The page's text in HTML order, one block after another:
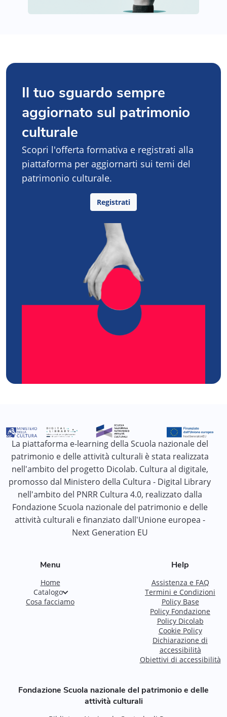
Il tuo sguardo sempre
aggiornato sul patrimonio
culturale
Scopri l'offerta formativa e registrati alla
piattaforma per aggiornarti sui temi del
patrimonio culturale.
Registrati
La piattaforma e-learning della Scuola nazionale del
patrimonio e delle attività culturali è stata realizzata
nell'ambito del progetto Dicolab. Cultura al digitale,
promosso dal Ministero della Cultura - Digital Library
nell'ambito del PNRR Cultura 4.0, realizzato dalla
Fondazione Scuola nazionale del patrimonio e delle
attività culturali e finanziato dall'Unione europea -
Next Generation EU
Menu
Home
Catalogo
Cosa facciamo
Help
Assistenza e FAQ
Termini e Condizioni
Policy Base
Policy Fondazione
Policy Dicolab
Cookie Policy
Dichiarazione di
accessibilità
Obiettivi di accessibilità
Fondazione Scuola nazionale del patrimonio e delle
attività culturali